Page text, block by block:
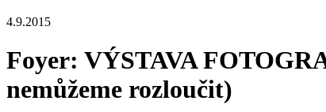
4.9.2015
Foyer: VÝSTAVA
nemůžeme rozloučit)